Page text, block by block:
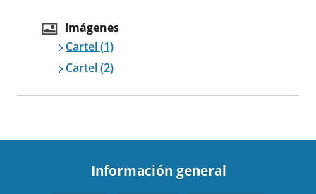
Imágenes
Cartel (1)
Cartel (2)
Información general